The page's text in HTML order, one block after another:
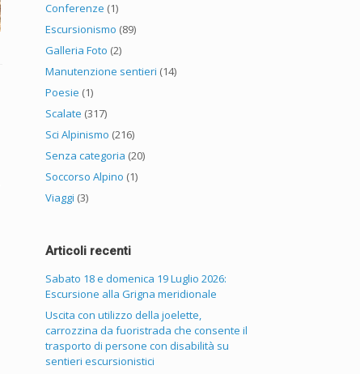
Conferenze (1)
Escursionismo (89)
Galleria Foto (2)
Manutenzione sentieri (14)
Poesie (1)
Scalate (317)
Sci Alpinismo (216)
Senza categoria (20)
Soccorso Alpino (1)
Viaggi (3)
Articoli recenti
Sabato 18 e domenica 19 Luglio 2026:
Escursione alla Grigna meridionale
Uscita con utilizzo della joelette,
carrozzina da fuoristrada che consente il
trasporto di persone con disabilità su
sentieri escursionistici